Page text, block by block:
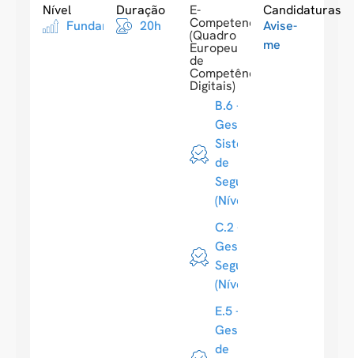
Nível
Fundamental
Duração
20h
E-
Competences
(Quadro
Europeu
de
Competências
Digitais)
B.6 -
Gestão de
Sistemas
de
Segurança
(Nível 1)
C.2 -
Gestão de
Segurança
(Nível 1)
E.5 -
Gestão
de
Candidaturas
Avise-
me